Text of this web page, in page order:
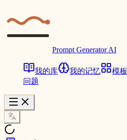
Prompt Generator AI
我的库 我的记忆 模板
问题